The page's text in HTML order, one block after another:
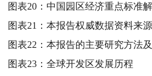
图表20：中国园区经济重点标准
图表21：本报告权威数据资料来
图表22：本报告的主要研究方法
图表23：全球开发区发展历程